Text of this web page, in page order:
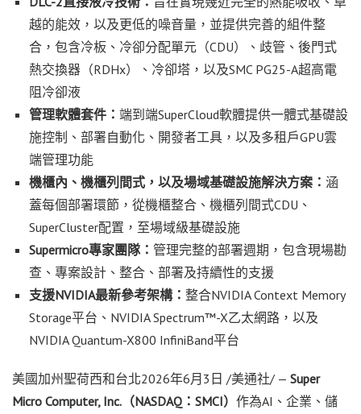
越的能效，以及更低的噪音量，並提供完善的組件整
合，包含冷板、冷卻分配單元（CDU）、歧管、後門式
熱交換器（RDHx）、冷卻塔，以及SMC PG25-A超高電
阻冷卻液
管理軟體套件： 端到端SuperCloud軟體提供一體式基礎設
施控制、部署自動化、開發者工具，以及多租戶GPU雲
端管理功能
機櫃內、機櫃列間式，以及場域基礎設施解決方案： 涵
蓋每個部署環節，從機櫃整合、機櫃列間式CDU、
SuperCluster配置，至場域級基礎設施
Supermicro專家團隊： 管理完整的部署週期，包含現場勘
查、專案設計、整合、部署及持續性的支援
支援NVIDIA最新參考架構： 整合NVIDIA Context Memory
Storage平台、NVIDIA Spectrum™-X乙太網路，以及
NVIDIA Quantum-X800 InfiniBand平台
美國加州聖荷西和台北2026年6月3日 /美通社/ — Super
Micro Computer, Inc. （NASDAQ ： SMCI） 作為AI、企業、儲